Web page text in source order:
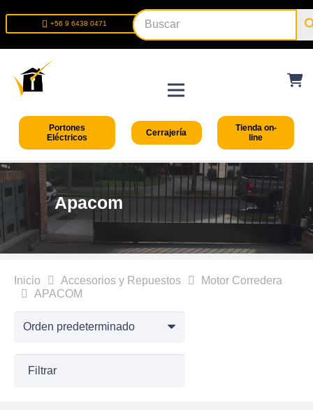
+56 9 6438 0471
Portones
Eléctricos
Cerrajería
Tienda on-
line
Apacom
Inicio Accesorios y Repuestos
Motor Corredera
APACOM
Filtrar